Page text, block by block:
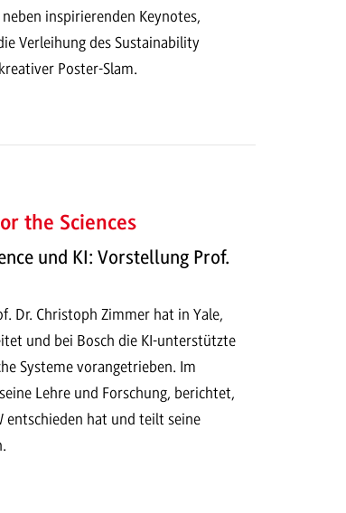
inspirierenden Keynotes,
Verleihung des Sustainability
Poster-Slam.
the Sciences
und KI: Vorstellung Prof.
Dr. Christoph Zimmer hat in Yale,
und bei Bosch die KI-unterstützte
Systeme vorangetrieben. Im
Lehre und Forschung, berichtet,
entschieden hat und teilt seine